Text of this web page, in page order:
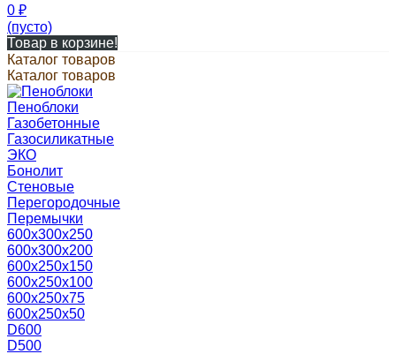
0 ₽
(пусто)
Товар в корзине!
Каталог товаров
Каталог товаров
Пеноблоки
Газобетонные
Газосиликатные
ЭКО
Бонолит
Стеновые
Перегородочные
Перемычки
600х300х250
600х300х200
600х250х150
600х250х100
600х250х75
600х250х50
D600
D500